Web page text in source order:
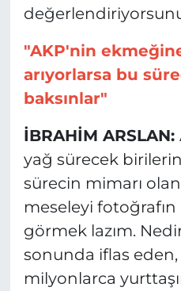
"AKP'nin
arıyorlarsa bu
baksınlar"
İBRAHİM ARSLAN:
yağ sürecek
sürecin mimarı
meseleyi fotoğrafın
görmek lazım. Nedir
sonunda iflas
milyonlarca